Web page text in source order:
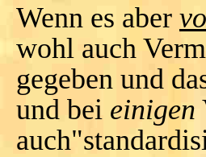
Wenn es aber
wohl auch
gegeben und
und bei einigen